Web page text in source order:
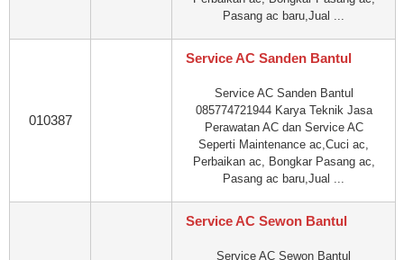
Pasang ac baru,Jual ...
010387
Service AC Sanden Bantul
Service AC Sanden Bantul
085774721944 Karya Teknik Jasa
Perawatan AC dan Service AC
Seperti Maintenance ac,Cuci ac,
Perbaikan ac, Bongkar Pasang ac,
Pasang ac baru,Jual ...
Service AC Sewon Bantul
Service AC Sewon Bantul